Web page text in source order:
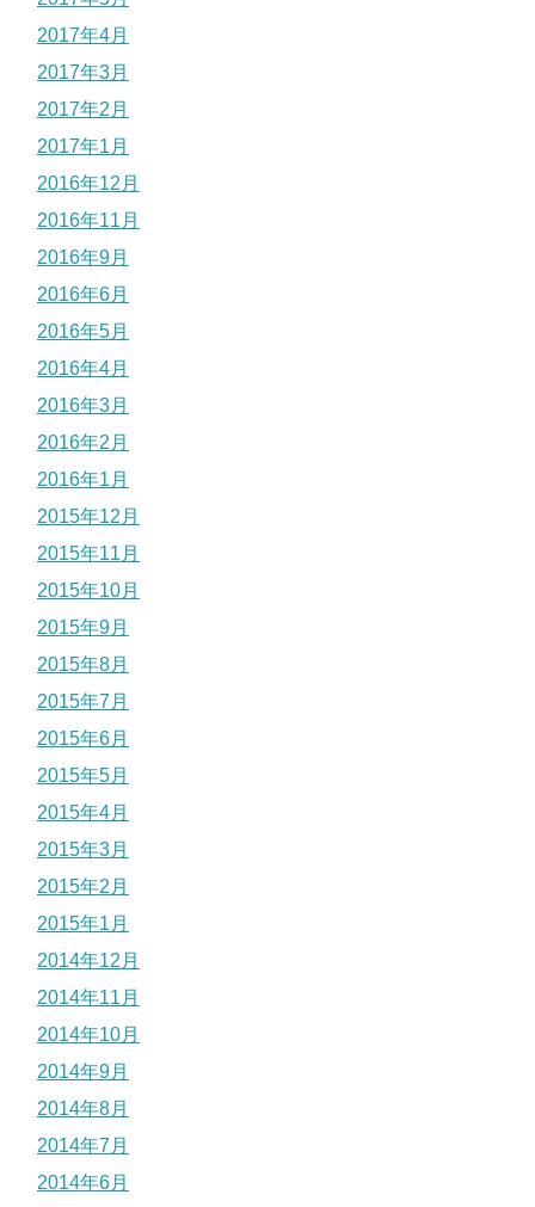
2017年4月
2017年3月
2017年2月
2017年1月
2016年12月
2016年11月
2016年9月
2016年6月
2016年5月
2016年4月
2016年3月
2016年2月
2016年1月
2015年12月
2015年11月
2015年10月
2015年9月
2015年8月
2015年7月
2015年6月
2015年5月
2015年4月
2015年3月
2015年2月
2015年1月
2014年12月
2014年11月
2014年10月
2014年9月
2014年8月
2014年7月
2014年6月